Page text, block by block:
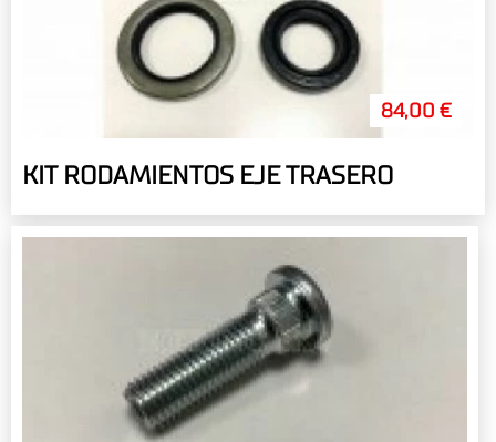
84,00 €
KIT RODAMIENTOS EJE TRASERO